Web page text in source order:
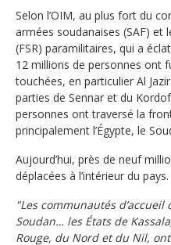
Selon l’OIM, au plus fort du
armées soudanaises (SAF) et
(FSR) paramilitaires, qui a
12 millions de personnes ont
touchées, en particulier Al
parties de Sennar et du
personnes ont traversé la
principalement l’Égypte, le
Aujourd’hui, près de neuf
déplacées à l’intérieur du pays.
"Les communautés
Soudan… les États de
Rouge, du Nord et du Nil,